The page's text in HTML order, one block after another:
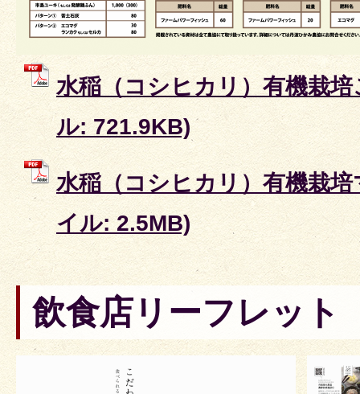
水稲（コシヒカリ）有機栽
ル: 721.9KB)
水稲（コシヒカリ）有機栽
イル: 2.5MB)
飲食店リーフレット